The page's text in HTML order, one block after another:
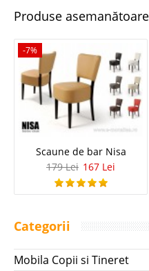
Produse asemanătoare
-7%
Scaune de bar Nisa
179 Lei 167 Lei
Categorii
Mobila Copii si Tineret